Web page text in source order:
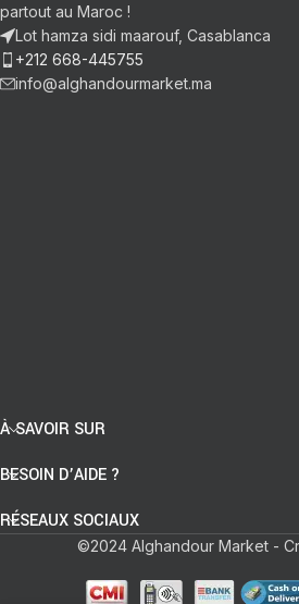
partout au Maroc !
Lot hamza sidi maarouf, Casablanca
+212 668-445755
info@alghandourmarket.ma
À SAVOIR SUR
BESOIN D’AIDE ?
RÉSEAUX SOCIAUX
©2024 Alghandour Market -